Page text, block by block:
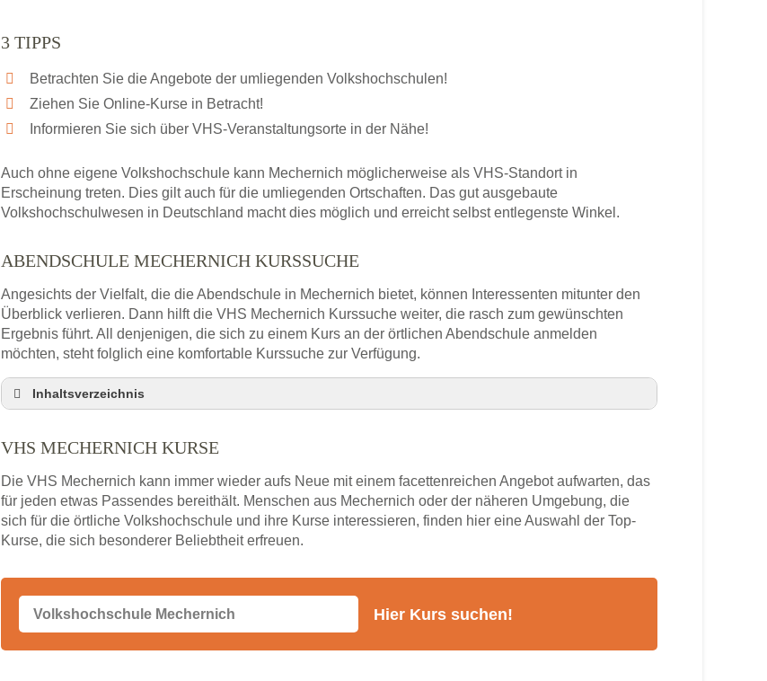
3 TIPPS
Betrachten Sie die Angebote der umliegenden Volkshochschulen!
Ziehen Sie Online-Kurse in Betracht!
Informieren Sie sich über VHS-Veranstaltungsorte in der Nähe!
Auch ohne eigene Volkshochschule kann Mechernich möglicherweise als VHS-Standort in
Erscheinung treten. Dies gilt auch für die umliegenden Ortschaften. Das gut ausgebaute
Volkshochschulwesen in Deutschland macht dies möglich und erreicht selbst entlegenste Winkel.
ABENDSCHULE MECHERNICH KURSSUCHE
Angesichts der Vielfalt, die die Abendschule in Mechernich bietet, können Interessenten mitunter den
Überblick verlieren. Dann hilft die VHS Mechernich Kurssuche weiter, die rasch zum gewünschten
Ergebnis führt. All denjenigen, die sich zu einem Kurs an der örtlichen Abendschule anmelden
möchten, steht folglich eine komfortable Kurssuche zur Verfügung.
Inhaltsverzeichnis
3 Tipps
VHS Mechernich Kurse
VHS Mechernich – Öffnungszeiten und Telefonnummer
Stellenangebote der Volkshochschule Mechernich
Alternativen zum VHS Programm 2026 in Mechernich
VHS MECHERNICH KURSE
Die VHS Mechernich kann immer wieder aufs Neue mit einem facettenreichen Angebot aufwarten, das
für jeden etwas Passendes bereithält. Menschen aus Mechernich oder der näheren Umgebung, die
sich für die örtliche Volkshochschule und ihre Kurse interessieren, finden hier eine Auswahl der Top-
Kurse, die sich besonderer Beliebtheit erfreuen.